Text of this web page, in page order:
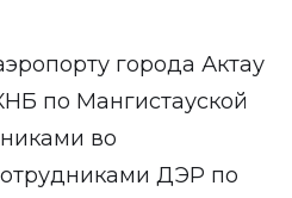
города Актау
по Мангистауской
во
ДЭР по